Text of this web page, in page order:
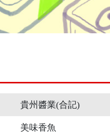
貴州醬業(合記)
美味香魚